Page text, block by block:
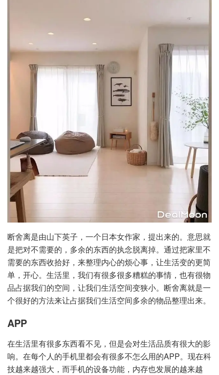
断舍离是由山下英子，一个日本女作家，提出来的。意思就
是把对不需要的，多余的东西的执念脱离掉。通过把家里不
需要的东西收拾好，来整理内心的烦心事，让生活变的更简
单，开心。生活里，我们有很多很多糟糕的事情，也有很物
品占据我们的空间，让我们生活空间变狭小。断舍离就是一
个很好的方法来让占据我们生活空间多余的物品整理出来。
APP
在生活里有很多东西看不见，但是会对生活品质有很大的影
响。在每个人的手机里都会有很多不怎么用的APP。现在科
技越来越强大，而手机的设备功能，内存也发展的越来越